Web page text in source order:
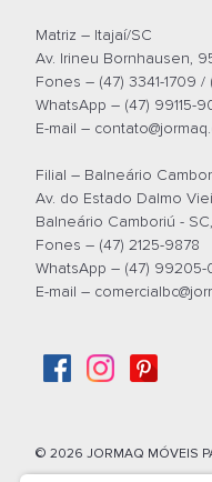
Matriz – Itajaí/SC
Av. Irineu Bornhausen,
Fones – (47) 3341-1709 /
WhatsApp – (47) 99115-
E-mail –
Filial – Balneário
Av. do Estado Dalmo
Balneário Camboriú -
Fones – (47) 2125-9878
WhatsApp – (47) 99205-
E-mail –
© 2026 JORMAQ MÓVEIS